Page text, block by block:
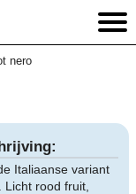
nero
Italiaanse variant
Licht rood fruit,